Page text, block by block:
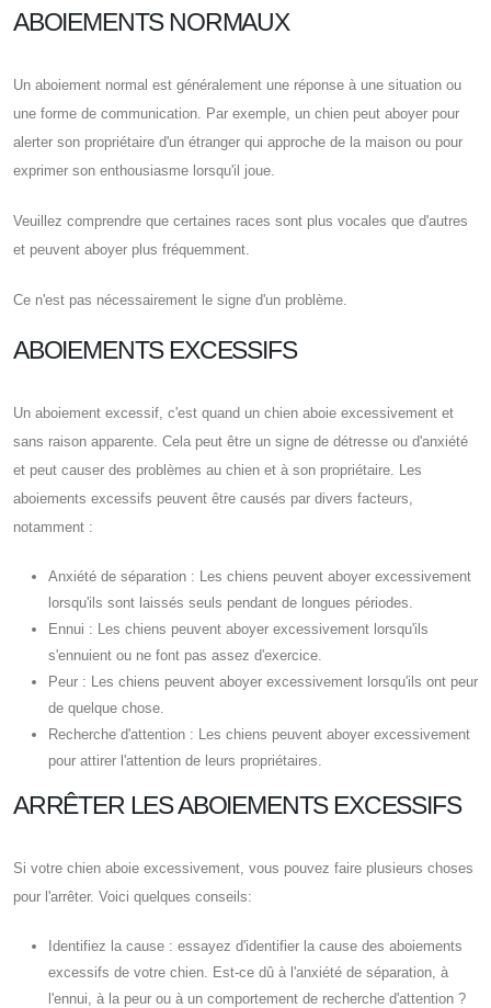
ABOIEMENTS NORMAUX
Un aboiement normal est généralement une réponse à une situation ou
une forme de communication. Par exemple, un chien peut aboyer pour
alerter son propriétaire d'un étranger qui approche de la maison ou pour
exprimer son enthousiasme lorsqu'il joue.
Veuillez comprendre que certaines races sont plus vocales que d'autres
et peuvent aboyer plus fréquemment.
Ce n'est pas nécessairement le signe d'un problème.
ABOIEMENTS EXCESSIFS
Un aboiement excessif, c'est quand un chien aboie excessivement et
sans raison apparente. Cela peut être un signe de détresse ou d'anxiété
et peut causer des problèmes au chien et à son propriétaire. Les
aboiements excessifs peuvent être causés par divers facteurs,
notamment :
Anxiété de séparation : Les chiens peuvent aboyer excessivement
lorsqu'ils sont laissés seuls pendant de longues périodes.
Ennui : Les chiens peuvent aboyer excessivement lorsqu'ils
s'ennuient ou ne font pas assez d'exercice.
Peur : Les chiens peuvent aboyer excessivement lorsqu'ils ont peur
de quelque chose.
Recherche d'attention : Les chiens peuvent aboyer excessivement
pour attirer l'attention de leurs propriétaires.
ARRÊTER LES ABOIEMENTS EXCESSIFS
Si votre chien aboie excessivement, vous pouvez faire plusieurs choses
pour l'arrêter. Voici quelques conseils:
Identifiez la cause : essayez d'identifier la cause des aboiements
excessifs de votre chien. Est-ce dû à l'anxiété de séparation, à
l'ennui, à la peur ou à un comportement de recherche d'attention ?